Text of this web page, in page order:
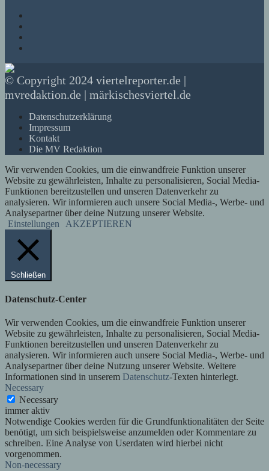
© Copyright 2024 viertelreporter.de |
mvredaktion.de | märkischesviertel.de
Datenschutzerklärung
Impressum
Kontakt
Die MV Redaktion
Wir verwenden Cookies, um die einwandfreie Funktion unserer
Website zu gewährleisten, Inhalte zu personalisieren, Social Media-
Funktionen bereitzustellen und unseren Datenverkehr zu
analysieren. Wir informieren auch unsere Social Media-, Werbe- und
Analysepartner über deine Nutzung unserer Website.
Einstellungen
AKZEPTIEREN
Schließen
Datenschutz-Center
Wir verwenden Cookies, um die einwandfreie Funktion unserer
Website zu gewährleisten, Inhalte zu personalisieren, Social Media-
Funktionen bereitzustellen und unseren Datenverkehr zu
analysieren. Wir informieren auch unsere Social Media-, Werbe- und
Analysepartner über deine Nutzung unserer Website. Weitere
Informationen sind in unserem Datenschutz-Texten hinterlegt.
Necessary
Necessary
immer aktiv
Notwendige Cookies werden für die Grundfunktionalitäten der Seite
benötigt, um sich beispielsweise anzumelden oder Kommentare zu
schreiben. Eine Analyse von Userdaten wird hierbei nicht
vorgenommen.
Non-necessary